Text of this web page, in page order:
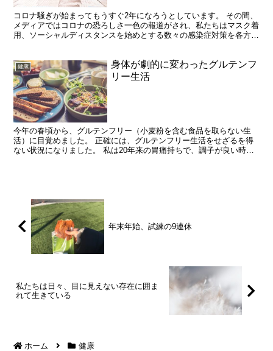
コロナ騒ぎが始まってもうすぐ2年になろうとしています。 その間、
メディアではコロナの恐ろしさ一色の報道がされ、私たちはマスク着
用、ソーシャルディスタンスを始めとする数々の感染症対策を各方面
健康
身体が劇的に変わったグルテンフ
リー生活
今年の春頃から、グルテンフリー（小麦粉を含む食品を取らない生
活）に目覚めました。 正確には、グルテンフリー生活をせざるを得
ない状況になりました。 私は20年来の胃痛持ちで、調子が良い時で
年末年始、試練の9連休
私たちは日々、目に見えない存在に囲ま
れて生きている
ホーム 健康